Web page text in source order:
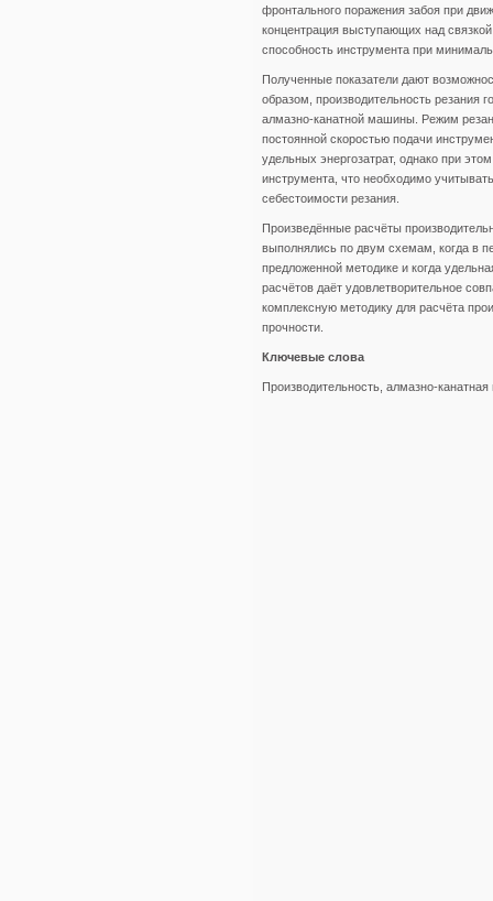
фронтального поражения забоя при
концентрация выступающих над
способность инструмента при
Полученные показатели дают
образом, производительность резания
алмазно-канатной машины. Режим
постоянной скоростью подачи
удельных энергозатрат, однако при
инструмента, что необходимо
себестоимости резания.
Произведённые расчёты
выполнялись по двум схемам, когда в
предложенной методике и когда
расчётов даёт удовлетворительное
комплексную методику для расчёта
прочности.
Ключевые слова
Производительность, алмазно-